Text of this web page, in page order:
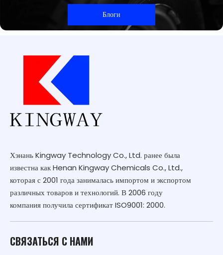
Блоги
Хэнань Kingway Technology Co., Ltd. ранее была
известна как Henan Kingway Chemicals Co., Ltd.,
которая с 2001 года занималась импортом и экспортом
различных товаров и технологий. В 2006 году
компания получила сертификат ISO9001: 2000.
СВЯЗАТЬСЯ С НАМИ